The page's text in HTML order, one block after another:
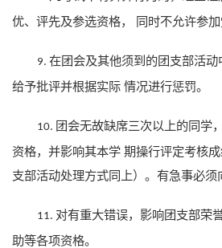
优、评先及参选资格，
同时不允许参加
9. 在团会及其他须到的团支部活
给予批评并根据实际 情况进行惩罚。
10. 团会无故缺席三次以上的同学
资格，并影响其本学 期操行评定考核
支部活动处理方式同上）。有急事必须
11. 对有重大错误，影响团支部荣
助等各项资格。